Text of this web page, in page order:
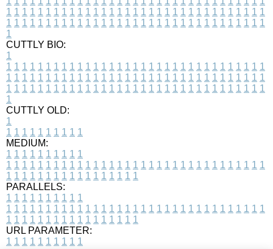
1 1 1 1 1 1 1 1 1 1 1 1 1 1 1 1 1 1 1 1 1 1 1 1 1 1 1 1 1 1 1 1 1
1 1 1 1 1 1 1 1 1 1 1 1 1 1 1 1 1 1 1 1 1 1 1 1 1 1 1 1 1 1 1 1 1
1
CUTTLY BIO:
1
1 1 1 1 1 1 1 1 1 1 1 1 1 1 1 1 1 1 1 1 1 1 1 1 1 1 1 1 1 1 1 1 1
1 1 1 1 1 1 1 1 1 1 1 1 1 1 1 1 1 1 1 1 1 1 1 1 1 1 1 1 1 1 1 1 1
1 1 1 1 1 1 1 1 1 1 1 1 1 1 1 1 1 1 1 1 1 1 1 1 1 1 1 1 1 1 1 1 1
1
CUTTLY OLD:
1
1 1 1 1 1 1 1 1 1 1
MEDIUM:
1 1 1 1 1 1 1 1 1 1
1 1 1 1 1 1 1 1 1 1 1 1 1 1 1 1 1 1 1 1 1 1 1 1 1 1 1 1 1 1 1 1 1
1 1 1 1 1 1 1 1 1 1 1 1 1 1 1 1 1
PARALLELS:
1 1 1 1 1 1 1 1 1 1
1 1 1 1 1 1 1 1 1 1 1 1 1 1 1 1 1 1 1 1 1 1 1 1 1 1 1 1 1 1 1 1 1
1 1 1 1 1 1 1 1 1 1 1 1 1 1 1 1 1
URL PARAMETER:
1 1 1 1 1 1 1 1 1 1